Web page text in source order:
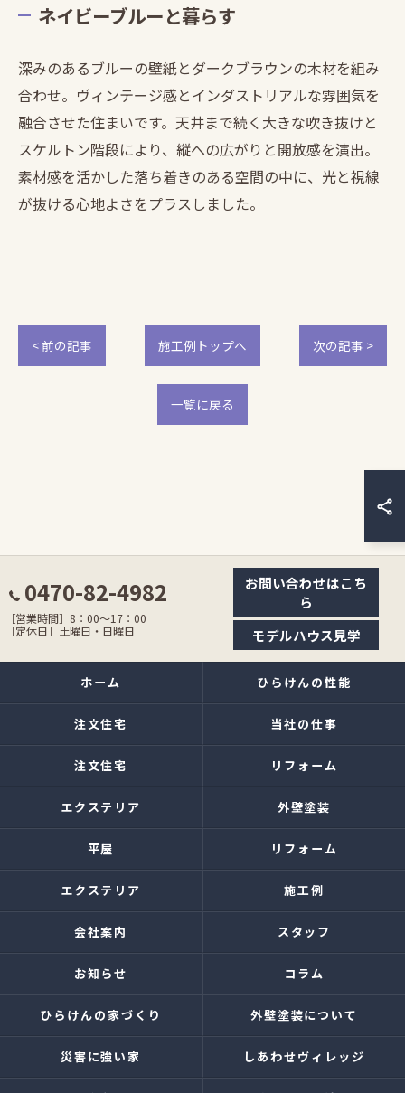
ネイビーブルーと暮らす
深みのあるブルーの壁紙とダークブラウンの木材を組み
合わせ。ヴィンテージ感とインダストリアルな雰囲気を
融合させた住まいです。天井まで続く大きな吹き抜けと
スケルトン階段により、縦への広がりと開放感を演出。
素材感を活かした落ち着きのある空間の中に、光と視線
が抜ける心地よさをプラスしました。
< 前の記事 施工例トップへ 次の記事 >
一覧に戻る
0470-82-4982
［営業時間］8：00〜17：00
［定休日］土曜日・日曜日
お問い合わせはこち
ら
モデルハウス見学
ホーム ひらけんの性能
注文住宅 当社の仕事
注文住宅 リフォーム
エクステリア 外壁塗装
平屋 リフォーム
エクステリア 施工例
会社案内 スタッフ
お知らせ コラム
ひらけんの家づくり 外壁塗装について
災害に強い家 しあわせヴィレッジ